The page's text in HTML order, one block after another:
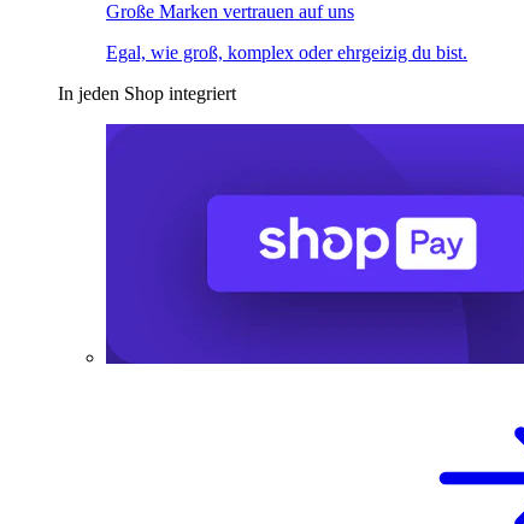
Große Marken vertrauen auf uns
Egal, wie groß, komplex oder ehrgeizig du bist.
In jeden Shop integriert